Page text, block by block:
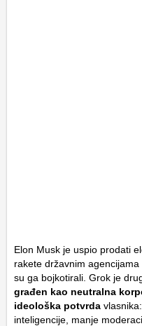
Elon Musk je uspio prodati
rakete državnim
su ga bojkotirali. Grok je
građen kao neutralna
ideološka potvrda
inteligencije, manje